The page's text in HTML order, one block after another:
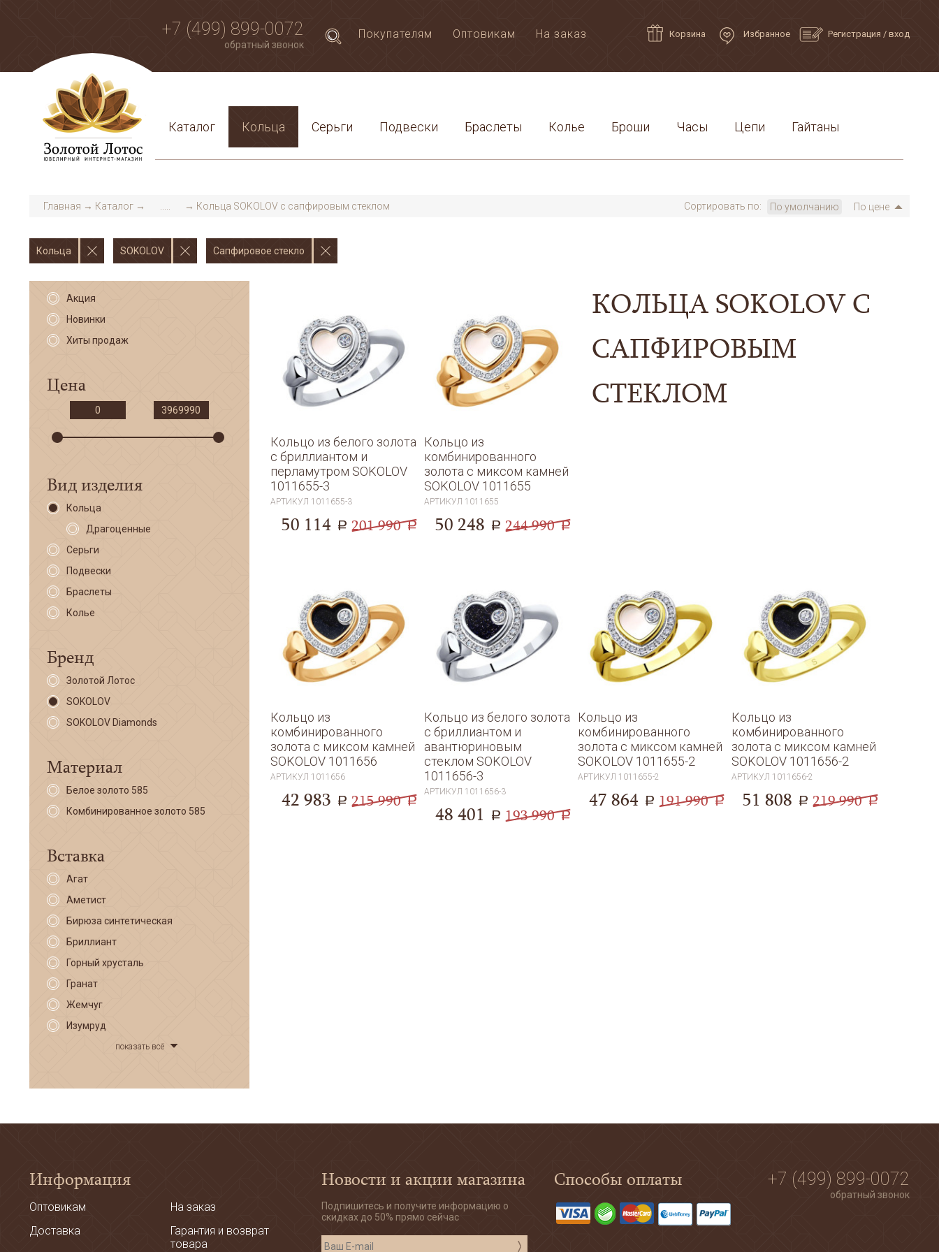
+7 (499) 899-0072
обратный звонок
Покупателям Оптовикам На заказ Корзина Избранное Регистрация / вход
Каталог Кольца Серьги Подвески Браслеты Колье Броши Часы Цепи Гайтаны
Главная → Каталог → → Кольца SOKOLOV с сапфировым стеклом Сортировать по: По умолчанию По цене
Кольца SOKOLOV Сапфировое стекло
Акция
Новинки
Хиты продаж
Цена
Вид изделия
Кольца
Драгоценные
Серьги
Подвески
Браслеты
Колье
Бренд
Золотой Лотос
SOKOLOV
SOKOLOV Diamonds
Материал
Белое золото 585
Комбинированное золото 585
Вставка
Агат
Аметист
Бирюза синтетическая
Бриллиант
Горный хрусталь
Гранат
Жемчуг
Изумруд
показать всё
КОЛЬЦА SOKOLOV С
САПФИРОВЫМ
СТЕКЛОМ
Кольцо из белого золота
с бриллиантом и
перламутром SOKOLOV
1011655-3
АРТИКУЛ 1011655-3
50 114 a 201 990 a
Кольцо из
комбинированного
золота с миксом камней
SOKOLOV 1011655
АРТИКУЛ 1011655
50 248 a 244 990 a
Кольцо из
комбинированного
золота с миксом камней
SOKOLOV 1011656
АРТИКУЛ 1011656
42 983 a 215 990 a
Кольцо из белого золота
с бриллиантом и
авантюриновым
стеклом SOKOLOV
1011656-3
АРТИКУЛ 1011656-3
48 401 a 193 990 a
Кольцо из
комбинированного
золота с миксом камней
SOKOLOV 1011655-2
АРТИКУЛ 1011655-2
47 864 a 191 990 a
Кольцо из
комбинированного
золота с миксом камней
SOKOLOV 1011656-2
АРТИКУЛ 1011656-2
51 808 a 219 990 a
Информация
Оптовикам
На заказ
Доставка
Гарантия и возврат
товара
Новости и акции магазина
Подпишитесь и получите информацию о
скидках до 50% прямо сейчас
Способы оплаты +7 (499) 899-0072
обратный звонок